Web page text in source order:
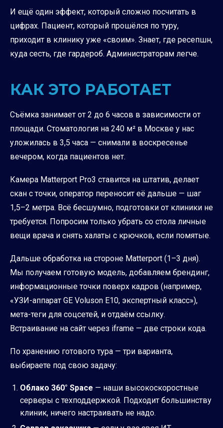
И ещё один эффект, который сложно посчитать в
цифрах. Пациент, который прошёлся по туру,
приходит в клинику уже «своим». Знает, где ресепшн,
куда сесть, где гардероб. Администраторам легче.
КАК ЭТО РАБОТАЕТ
Съёмка занимает от 2 до 6 часов в зависимости от
площади. Стоматология на 240 м² в Москве у нас
уложилась в 3,5 часа — снимали в воскресенье
вечером, когда пациентов нет.
Камера Matterport Pro3 ставится на штатив, делает
скан с точки, оператор переносит её дальше — шаг
1,5–2 метра. Всё бесшумно, подготовки от клиники не
требуется. Попросим только убрать со стола личные
вещи врача и снять халаты с крючков, если помятые.
Дальше обработка на стороне Matterport (1–3 дня).
Мы получаем готовую модель, добавляем брендинг,
информационные точки поверх кадров (например,
«УЗИ-аппарат GE Voluson E10, экспертный класс»),
мета-теги для соцсетей, и отдаём ссылку.
Встраивание на сайт через iframe — две строки кода.
По хранению готового тура — три варианта,
выбираете под свою задачу:
Облако 360° Space — наши высокоскоростные
серверы с техподдержкой. Подходит большинству
клиник, ничего настраивать не надо.